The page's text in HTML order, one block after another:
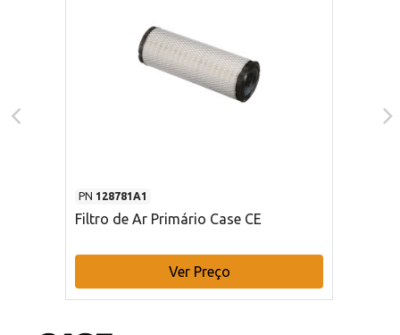
PN 128781A1
Filtro de Ar Primário Case CE
Ver Preço